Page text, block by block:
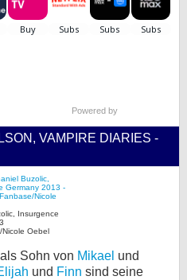
Powered by
VAMPIRE DIARIES -
Insurgence
Oebel
Sohn von Mikael und
und Finn sind seine
Einstellungen
Ansicht